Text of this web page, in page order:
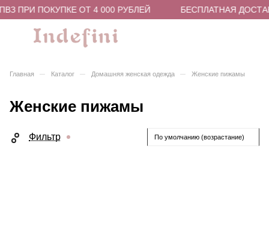
ПРИ ПОКУПКЕ ОТ 4 000 РУБЛЕЙ БЕСПЛАТНАЯ
Главная – Каталог – Домашняя женская одежда – Женские пижамы
Женские пижамы
Фильтр По умолчанию (возрастание)